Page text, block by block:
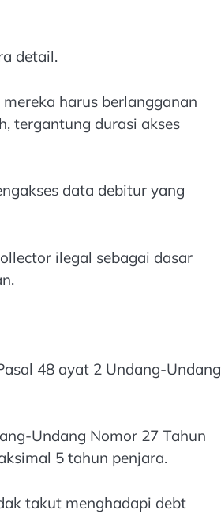
detail.
harus berlangganan
tergantung durasi akses
data debitur yang
ilegal sebagai dasar
48 ayat 2 Undang-Undang
Undang Nomor 27 Tahun
5 tahun penjara.
takut menghadapi debt